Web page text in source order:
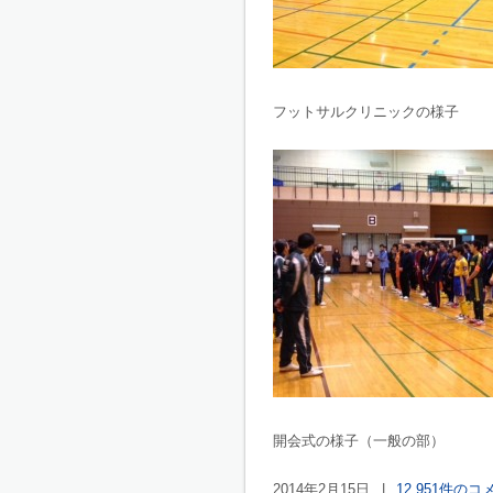
フットサルクリニックの様子
開会式の様子（一般の部）
2014年2月15日 12,951件のコ